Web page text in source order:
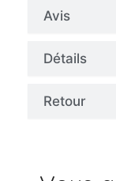
Avis
Détails
Retour